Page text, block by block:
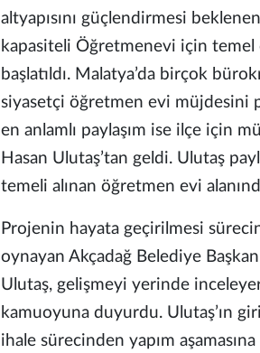
altyapısını güçlendirmesi
kapasiteli Öğretmenevi için temel
başlatıldı. Malatya’da birçok
siyasetçi öğretmen evi müjdesini
en anlamlı paylaşım ise ilçe için
Hasan Ulutaş’tan geldi. Ulutaş
temeli alınan öğretmen evi
Projenin hayata geçirilmesi
oynayan Akçadağ Belediye
Ulutaş, gelişmeyi yerinde
kamuoyuna duyurdu. Ulutaş’ın
ihale sürecinden yapım